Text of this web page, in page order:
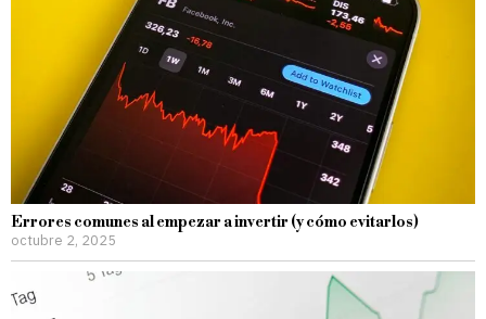
Errores comunes al empezar a invertir (y cómo evitarlos)
octubre 2, 2025